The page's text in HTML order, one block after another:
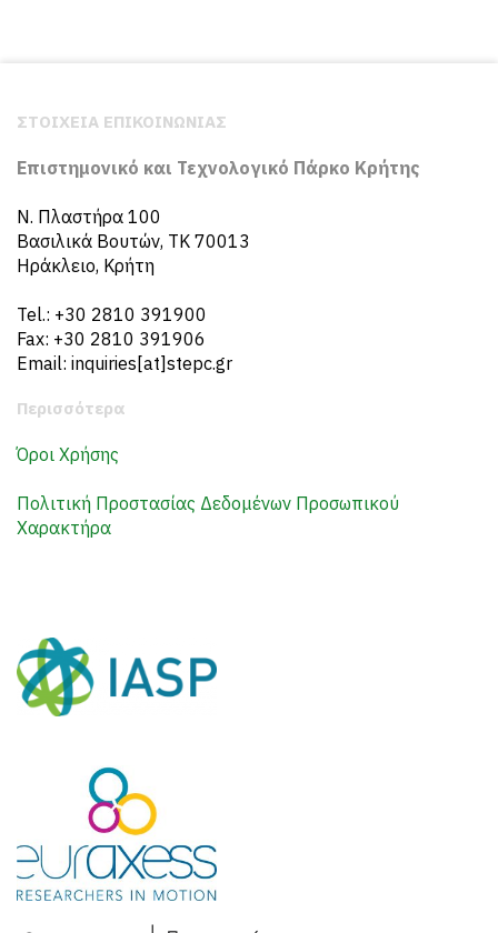
ΣΤΟΙΧΕΙΑ ΕΠΙΚΟΙΝΩΝΙΑΣ
Επιστημονικό και Τεχνολογικό Πάρκο Κρήτης
N. Πλαστήρα 100
Βασιλικά Βουτών, ΤΚ 70013
Ηράκλειο, Κρήτη
Tel.: +30 2810 391900
Fax: +30 2810 391906
Email: inquiries[at]stepc.gr
Περισσότερα
Όροι Χρήσης
Πολιτική Προστασίας Δεδομένων Προσωπικού
Χαρακτήρα